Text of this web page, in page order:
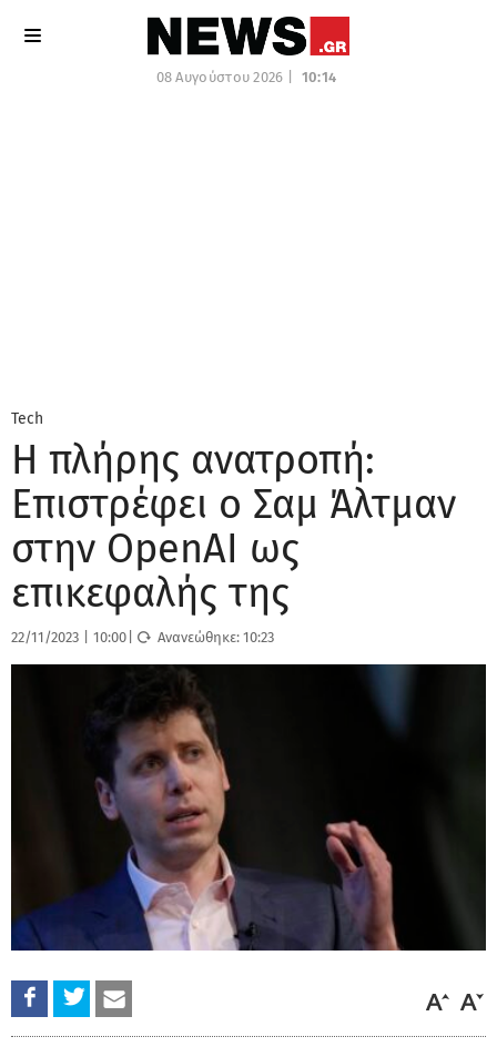
08 Αυγούστου 2026 | 10:14
Tech
Η πλήρης ανατροπή:
Επιστρέφει ο Σαμ Άλτμαν
στην OpenAI ως
επικεφαλής της
22/11/2023 10:00 Ανανεώθηκε:10:23